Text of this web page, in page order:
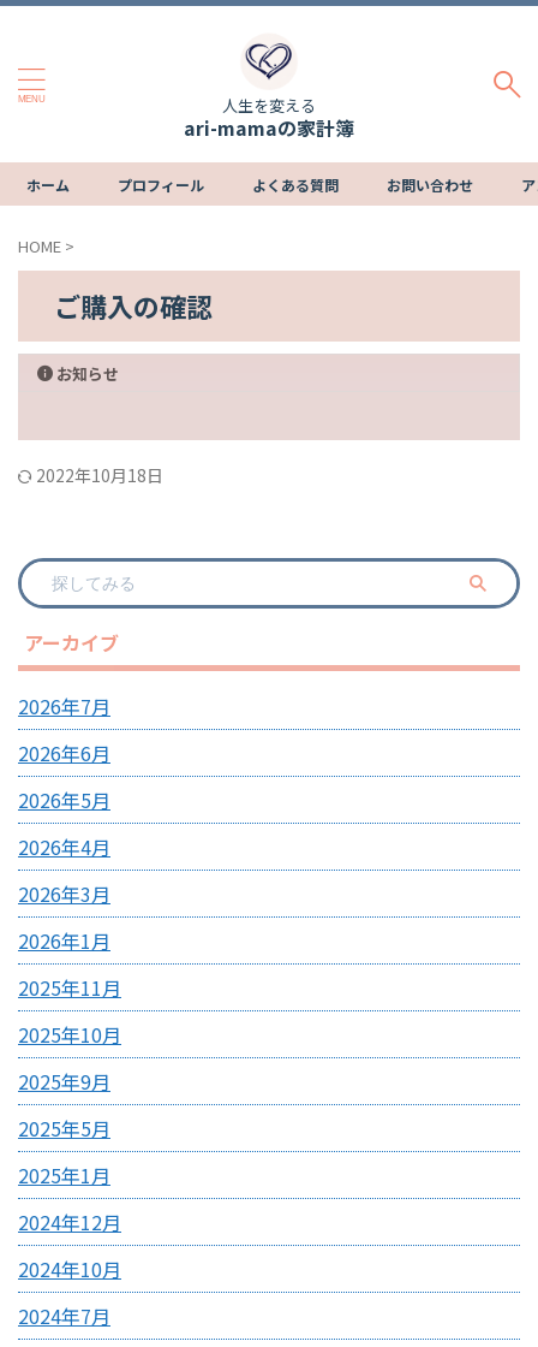
人生を変える
ari-mamaの家計簿
ホーム プロフィール よくある質問 お問い合わせ
HOME >
ご購入の確認
お知らせ
2022年10月18日
アーカイブ
2026年7月
2026年6月
2026年5月
2026年4月
2026年3月
2026年1月
2025年11月
2025年10月
2025年9月
2025年5月
2025年1月
2024年12月
2024年10月
2024年7月